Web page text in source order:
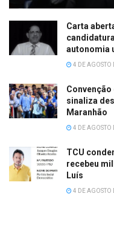
Carta
autonomia
4 DE AGOSTO
Convenção
sinaliza
Maranhão
4 DE AGOSTO
TCU
recebeu
Luís
4 DE AGOSTO